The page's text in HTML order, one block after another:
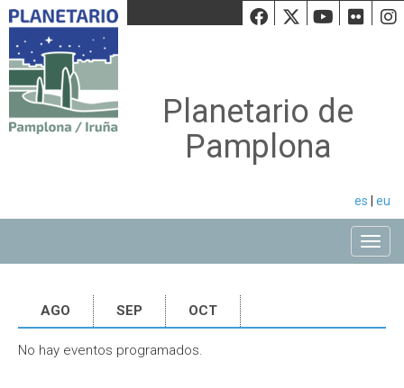
Facebook
Twiiter
Planetario de
Pamplona
es eu
AGO SEP OCT
No hay eventos programados.